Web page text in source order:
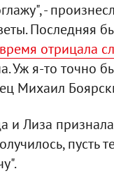
-
Последняя
отрицала
Уж я-то точно
Михаил
и Лиза
пусть